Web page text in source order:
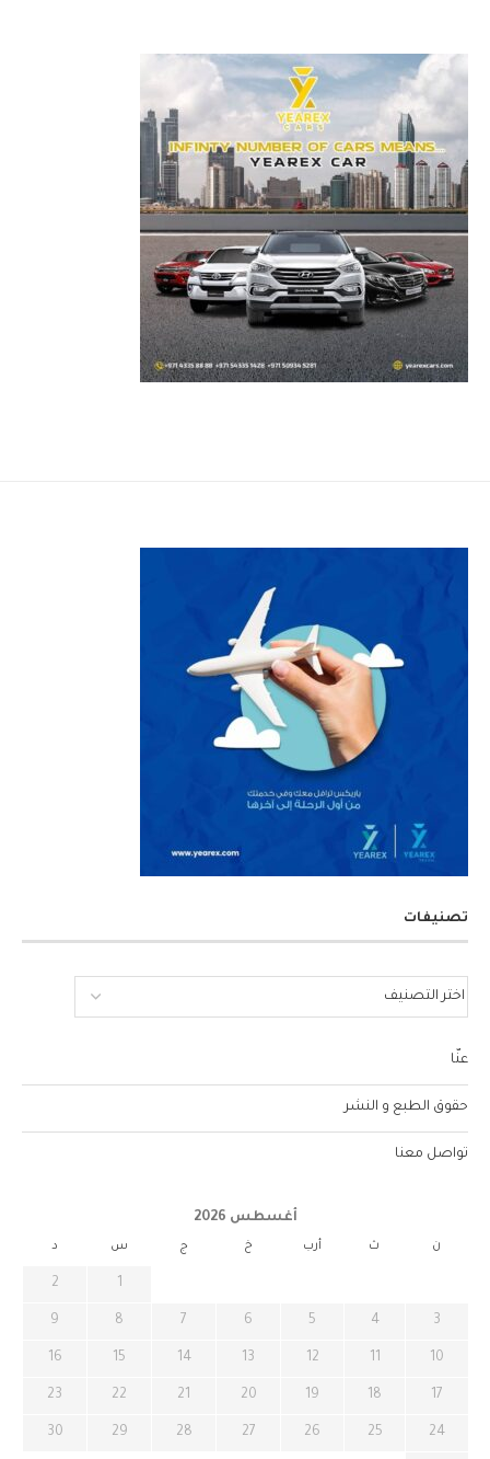
تصنيفات
عنّا
حقوق الطبع و النشر
تواصل معنا
أغسطس 2026
ن ث أرب خ ج س د
1
2
3
4
5
6
7
8
9
10
11
12
13
14
15
16
17
18
19
20
21
22
23
24
25
26
27
28
29
30